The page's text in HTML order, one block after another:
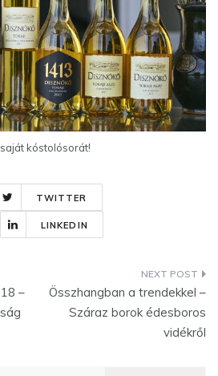
kóstolósorát!
TWITTER
LINKEDIN
–
Összhangban a trendekkel –
Száraz borok édesboros
vidékről